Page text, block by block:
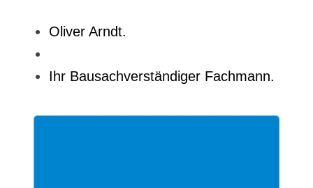
Oliver Arndt.
Ihr Bausachverständiger Fachmann.